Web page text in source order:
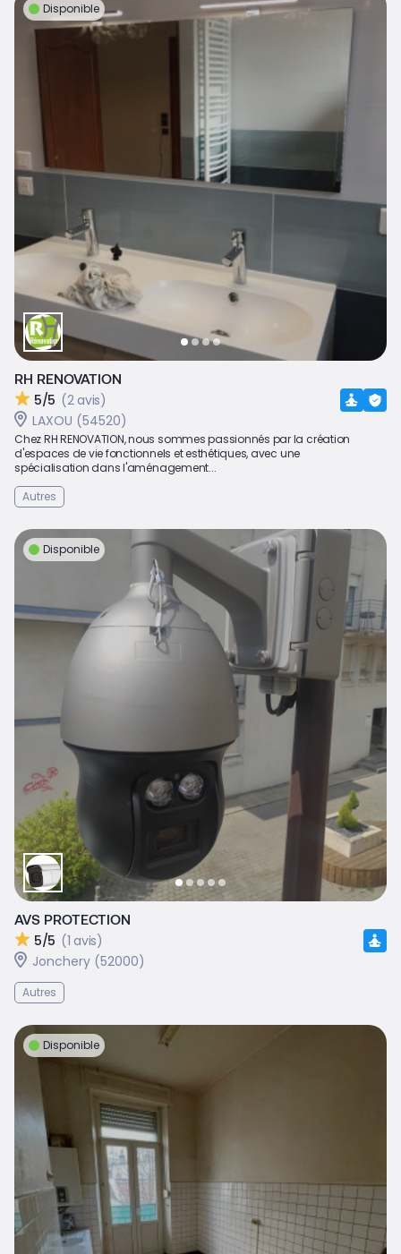
Disponible
RH RENOVATION
5/5 (2 avis)
LAXOU (54520)
Chez RH RENOVATION, nous sommes passionnés par la création
d'espaces de vie fonctionnels et esthétiques, avec une
spécialisation dans l'aménagement...
Autres
Disponible
AVS PROTECTION
5/5 (1 avis)
Jonchery (52000)
Autres
Disponible